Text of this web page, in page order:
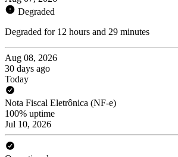
Degraded
Degraded for 12 hours and 29 minutes
Aug 08, 2026
30 days ago
Today
Nota Fiscal Eletrônica (NF-e)
100% uptime
Jul 10, 2026